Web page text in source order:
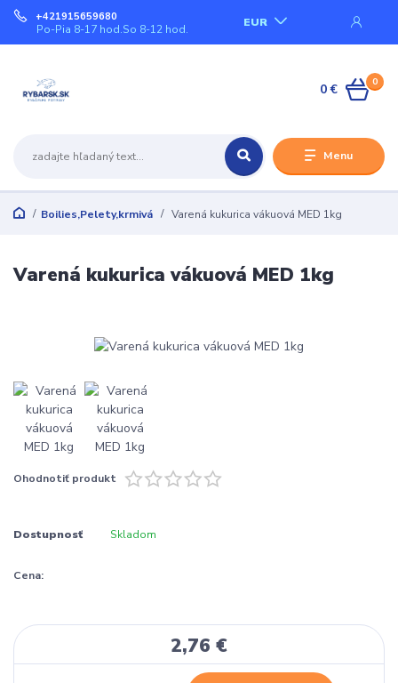
Menu
EUR
+421915659680
Po-Pia 8-17 hod.So 8-12 hod.
0
0 €
Boilies,Pelety,krmivá Varená kukurica vákuová MED 1kg
Varená kukurica vákuová MED 1kg
Ohodnotiť produkt
Dostupnosť Skladom
Cena:
2,76 €